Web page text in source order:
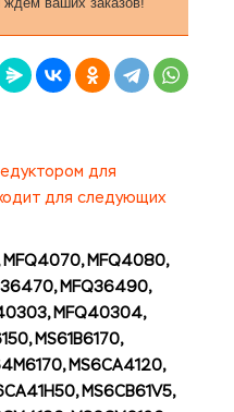
для
для следующих
MFQ4080,
MFQ36490,
MFQ40304,
MS61B6170,
MS6CA4120,
MS6CB61V5,